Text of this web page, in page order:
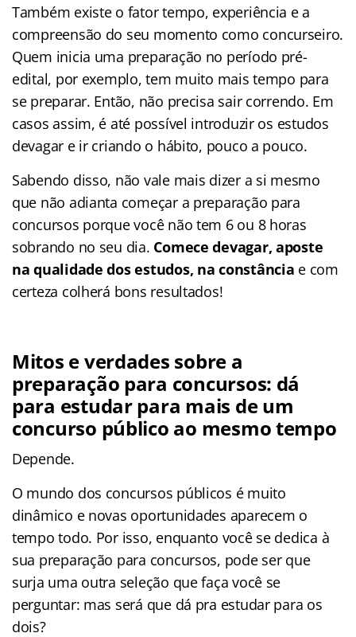
Também existe o fator tempo, experiência e a
compreensão do seu momento como concurseiro.
Quem inicia uma preparação no período pré-
edital, por exemplo, tem muito mais tempo para
se preparar. Então, não precisa sair correndo. Em
casos assim, é até possível introduzir os estudos
devagar e ir criando o hábito, pouco a pouco.
Sabendo disso, não vale mais dizer a si mesmo
que não adianta começar a preparação para
concursos porque você não tem 6 ou 8 horas
sobrando no seu dia. Comece devagar, aposte
na qualidade dos estudos, na constância e com
certeza colherá bons resultados!
Mitos e verdades sobre a
preparação para concursos: dá
para estudar para mais de um
concurso público ao mesmo tempo
Depende.
O mundo dos concursos públicos é muito
dinâmico e novas oportunidades aparecem o
tempo todo. Por isso, enquanto você se dedica à
sua preparação para concursos, pode ser que
surja uma outra seleção que faça você se
perguntar: mas será que dá pra estudar para os
dois?